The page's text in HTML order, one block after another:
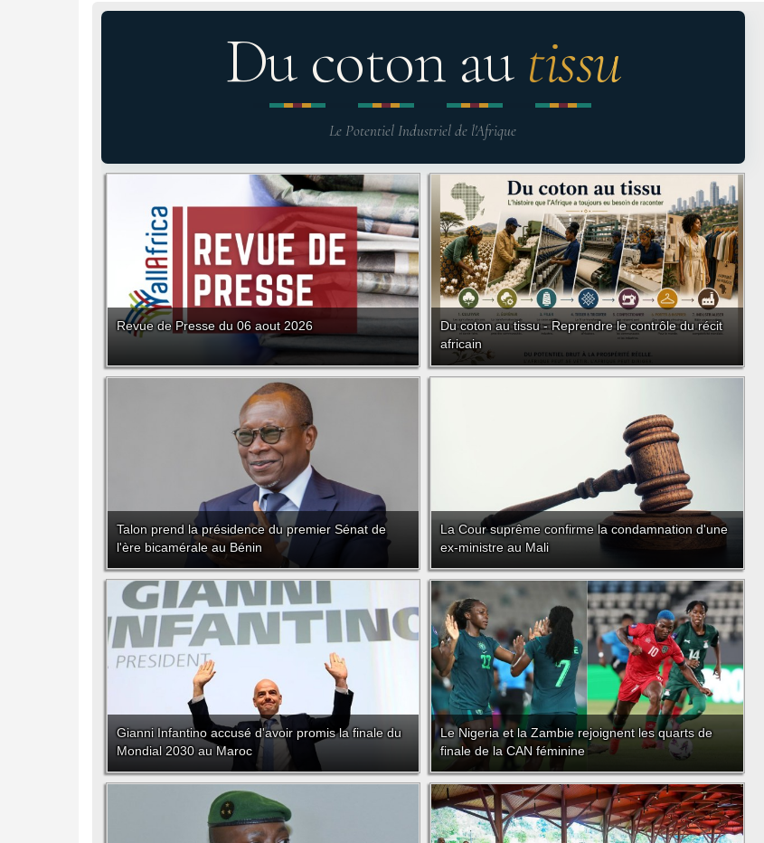
Du coton au tissu
Le Potentiel Industriel de l'Afrique
Revue de Presse du 06 aout 2026
Du coton au tissu - Reprendre le contrôle du récit
africain
Talon prend la présidence du premier Sénat de
l'ère bicamérale au Bénin
La Cour suprême confirme la condamnation d'une
ex-ministre au Mali
Gianni Infantino accusé d'avoir promis la finale du
Mondial 2030 au Maroc
Le Nigeria et la Zambie rejoignent les quarts de
finale de la CAN féminine